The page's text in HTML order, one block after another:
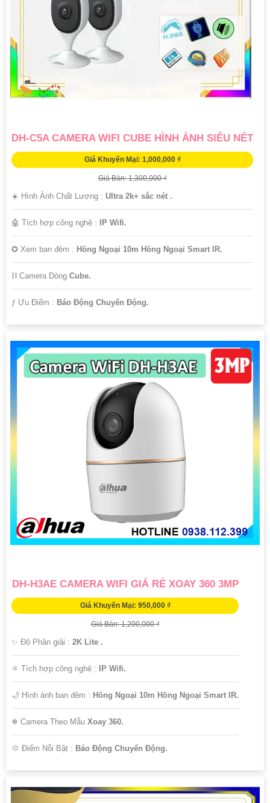
DH-C5A CAMERA WIFI CUBE HÌNH ẢNH SIÊU NÉT
Giá Khuyến Mại: 1,000,000 ₫
Giá Bán: 1,300,000 ₫
☀️ Hình Ành Chất Lượng : Ultra 2k+ sắc nét .
🤖️ Tích hợp công nghệ : IP Wifi.
✪ Xem ban đêm : Hồng Ngoại 10m Hồng Ngoại Smart IR.
⛓ Camera Dòng Cube.
️ƒ Ưu Điểm : Báo Động Chuyển Động.
DH-H3AE CAMERA WIFI GIÁ RẺ XOAY 360 3MP
Giá Khuyến Mại: 950,000 ₫
Giá Bán: 1,200,000 ₫
✨ Độ Phân giải : 2K Lite .
⚛️ Tích hợp công nghệ : IP Wifi.
🌙 Hình ảnh ban đêm : Hồng Ngoại 10m Hồng Ngoại Smart IR.
❄ Camera Theo Mẫu Xoay 360.
️💠 Điểm Nỗi Bật : Báo Động Chuyển Động.